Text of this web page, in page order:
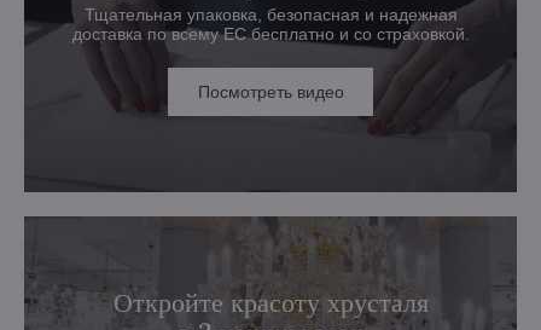
Тщательная упаковка, безопасная и надежная
доставка по всему ЕС бесплатно и со страховкой.
Посмотреть видео
Откройте красоту хрусталя